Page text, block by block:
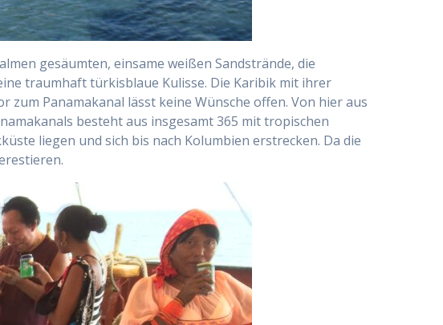
gesäumten, einsame weißen Sandstrände, die
traumhaft türkisblaue Kulisse. Die Karibik mit ihrer
Panamakanal lässt keine Wünsche offen. Von hier aus
besteht aus insgesamt 365 mit tropischen
liegen und sich bis nach Kolumbien erstrecken. Da die